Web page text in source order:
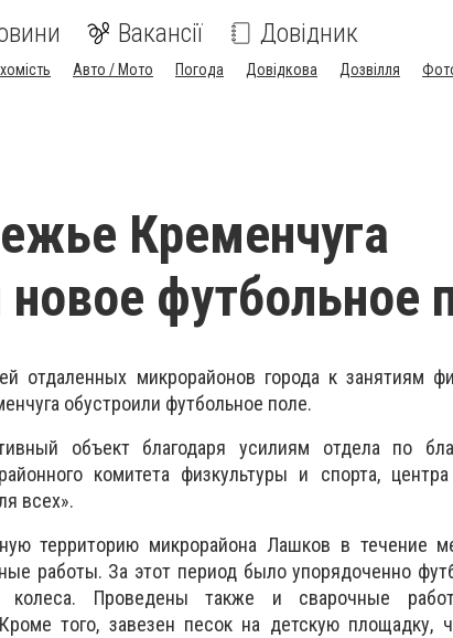
Вакансії Довідник
Авто / Мото Погода Довідкова Дозвілля
Кременчуга
новое футбольное
отдаленных микрорайонов города к занятиям
обустроили футбольное поле.
объект благодаря усилиям отдела по
комитета физкультуры и спорта,
всех».
территорию микрорайона Лашков в течение
работы. За этот период было упорядоченно
колеса. Проведены также и сварочные
того, завезен песок на детскую площадку,